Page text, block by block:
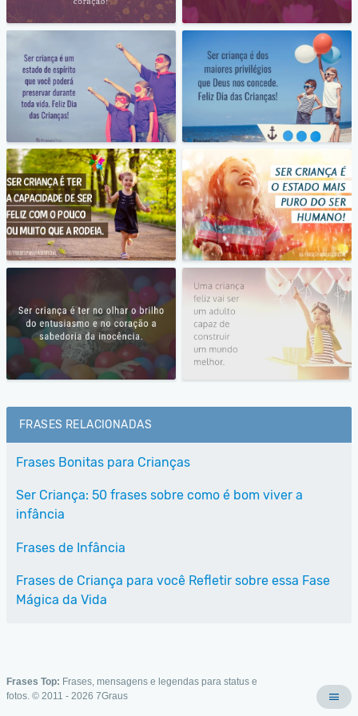
FRASES RELACIONADAS
Frases Bonitas para Crianças
Ser Criança: 50 frases sobre como é bom viver a
infância
Frases de Infância
Frases de Criança para você Refletir sobre essa Fase
Mágica da Vida
Frases Top: Frases, mensagens e legendas para status e
fotos. © 2011 - 2026 7Graus